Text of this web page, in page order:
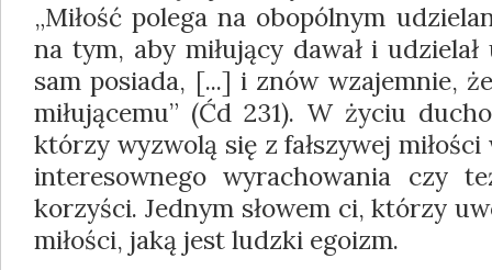
„Miłość polega na obopólnym
na tym, aby miłujący dawał i
sam posiada, [...] i znów wzajemnie,
miłującemu” (Ćd 231). W życiu
którzy wyzwolą się z fałszywej miłości
interesownego wyrachowania czy
korzyści. Jednym słowem ci, którzy
miłości, jaką jest ludzki egoizm.